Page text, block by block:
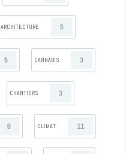
ARCHITECTURE 5
5 CANNABIS 3
CHANTIERS 3
9 CLIMAT 11